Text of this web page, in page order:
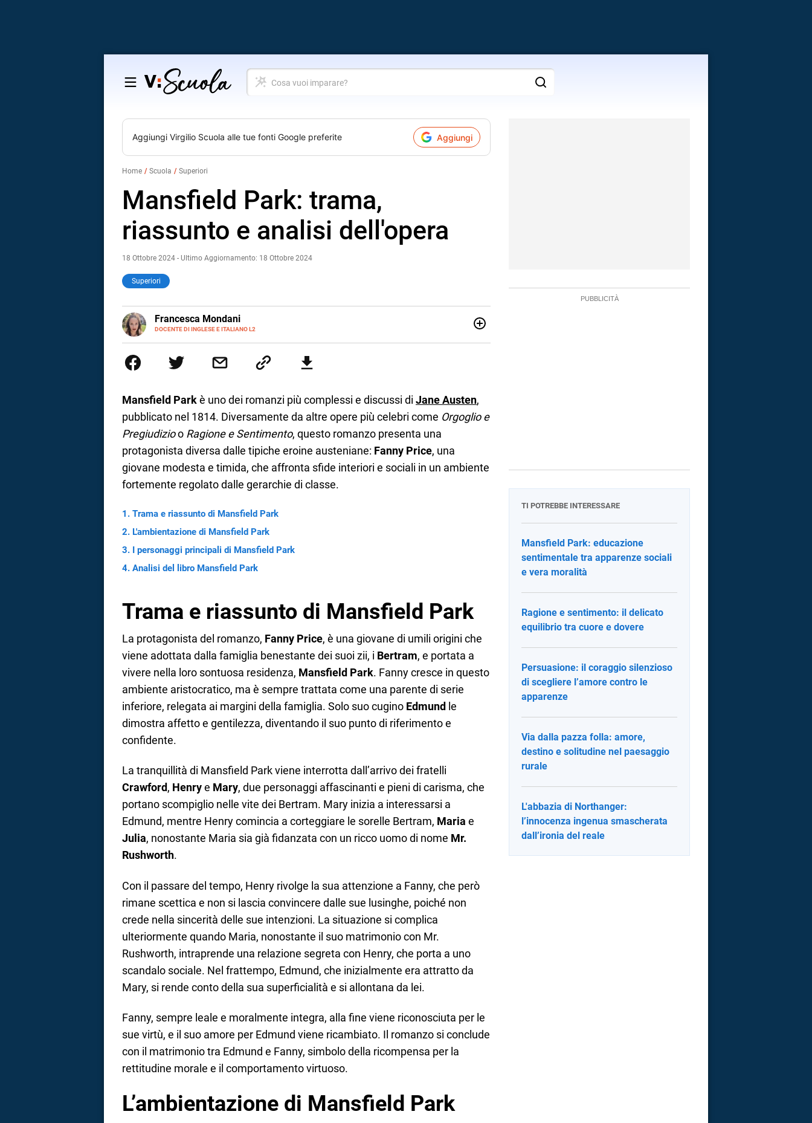
Salta
contenuto
Cosa
vuoi
Aggiungi Virgilio Scuola alle tue fonti Google preferite Aggiungi
Home Scuola Superiori
Mansfield Park: trama,
riassunto e analisi dell'opera
18 Ottobre 2024 - Ultimo Aggiornamento: 18 Ottobre 2024
Superiori
Francesca Mondani
DOCENTE DI INGLESE E ITALIANO L2
LINKEDIN
INSTAGRAM
Onsite e contenuti per il web. Amo i saggi storici, la cucina e la mia Honda CBF500. Non ho
Mansfield Parkè uno dei romanzi più complessi e discussi di Jane Austen,
pubblicato nel 1814. Diversamente da altre opere più celebri come Orgoglio e
Pregiudizioo Ragione e Sentimento, questo romanzo presenta una
protagonista diversa dalle tipiche eroine austeniane: Fanny Price, una
giovane modesta e timida, che affronta sfide interiori e sociali in un ambiente
fortemente regolato dalle gerarchie di classe.
Trama e riassunto di Mansfield Park
L'ambientazione di Mansfield Park
I personaggi principali di Mansfield Park
Analisi del libro Mansfield Park
Trama e riassunto di Mansfield Park
La protagonista del romanzo, Fanny Price, è una giovane di umili origini che
viene adottata dalla famiglia benestante dei suoi zii, i Bertram, e portata a
vivere nella loro sontuosa residenza, Mansfield Park. Fanny cresce in questo
ambiente aristocratico, ma è sempre trattata come una parente di serie
inferiore, relegata ai margini della famiglia. Solo suo cugino Edmund le
dimostra affetto e gentilezza, diventando il suo punto di riferimento e
confidente.
La tranquillità di Mansfield Park viene interrotta dall’arrivo dei fratelli
Crawford, Henrye Mary, due personaggi affascinanti e pieni di carisma, che
portano scompiglio nelle vite dei Bertram. Mary inizia a interessarsi a
Edmund, mentre Henry comincia a corteggiare le sorelle Bertram, Maria e
Julia, nonostante Maria sia già fidanzata con un ricco uomo di nome Mr.
Rushworth.
Con il passare del tempo, Henry rivolge la sua attenzione a Fanny, che però
rimane scettica e non si lascia convincere dalle sue lusinghe, poiché non
crede nella sincerità delle sue intenzioni. La situazione si complica
ulteriormente quando Maria, nonostante il suo matrimonio con Mr.
Rushworth, intraprende una relazione segreta con Henry, che porta a uno
scandalo sociale. Nel frattempo, Edmund, che inizialmente era attratto da
Mary, si rende conto della sua superficialità e si allontana da lei.
Fanny, sempre leale e moralmente integra, alla fine viene riconosciuta per le
sue virtù, e il suo amore per Edmund viene ricambiato. Il romanzo si conclude
con il matrimonio tra Edmund e Fanny, simbolo della ricompensa per la
rettitudine morale e il comportamento virtuoso.
L’ambientazione di Mansfield Park
TI POTREBBE INTERESSARE
Mansfield Park: educazione
sentimentale tra apparenze sociali
e vera moralità
Ragione e sentimento: il delicato
equilibrio tra cuore e dovere
Persuasione: il coraggio silenzioso
di scegliere l’amore contro le
apparenze
Via dalla pazza folla: amore,
destino e solitudine nel paesaggio
rurale
L'abbazia di Northanger:
l’innocenza ingenua smascherata
dall’ironia del reale